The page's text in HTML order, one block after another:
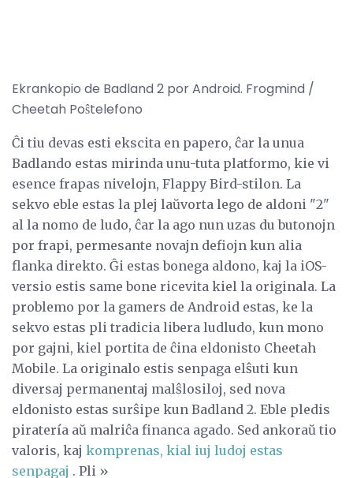
Ekrankopio de Badland 2 por Android. Frogmind /
Cheetah Poŝtelefono
Ĉi tiu devas esti ekscita en papero, ĉar la unua
Badlando estas mirinda unu-tuta platformo, kie vi
esence frapas nivelojn, Flappy Bird-stilon. La
sekvo eble estas la plej laŭvorta lego de aldoni "2"
al la nomo de ludo, ĉar la ago nun uzas du butonojn
por frapi, permesante novajn defiojn kun alia
flanka direkto. Ĝi estas bonega aldono, kaj la iOS-
versio estis same bone ricevita kiel la originala. La
problemo por la gamers de Android estas, ke la
sekvo estas pli tradicia libera ludludo, kun mono
por gajni, kiel portita de ĉina eldonisto Cheetah
Mobile. La originalo estis senpaga elŝuti kun
diversaj permanentaj malŝlosiloj, sed nova
eldonisto estas surŝipe kun Badland 2. Eble pledis
piratería aŭ malriĉa financa agado. Sed ankoraŭ tio
valoris, kaj komprenas, kial iuj ludoj estas
senpagaj . Pli »